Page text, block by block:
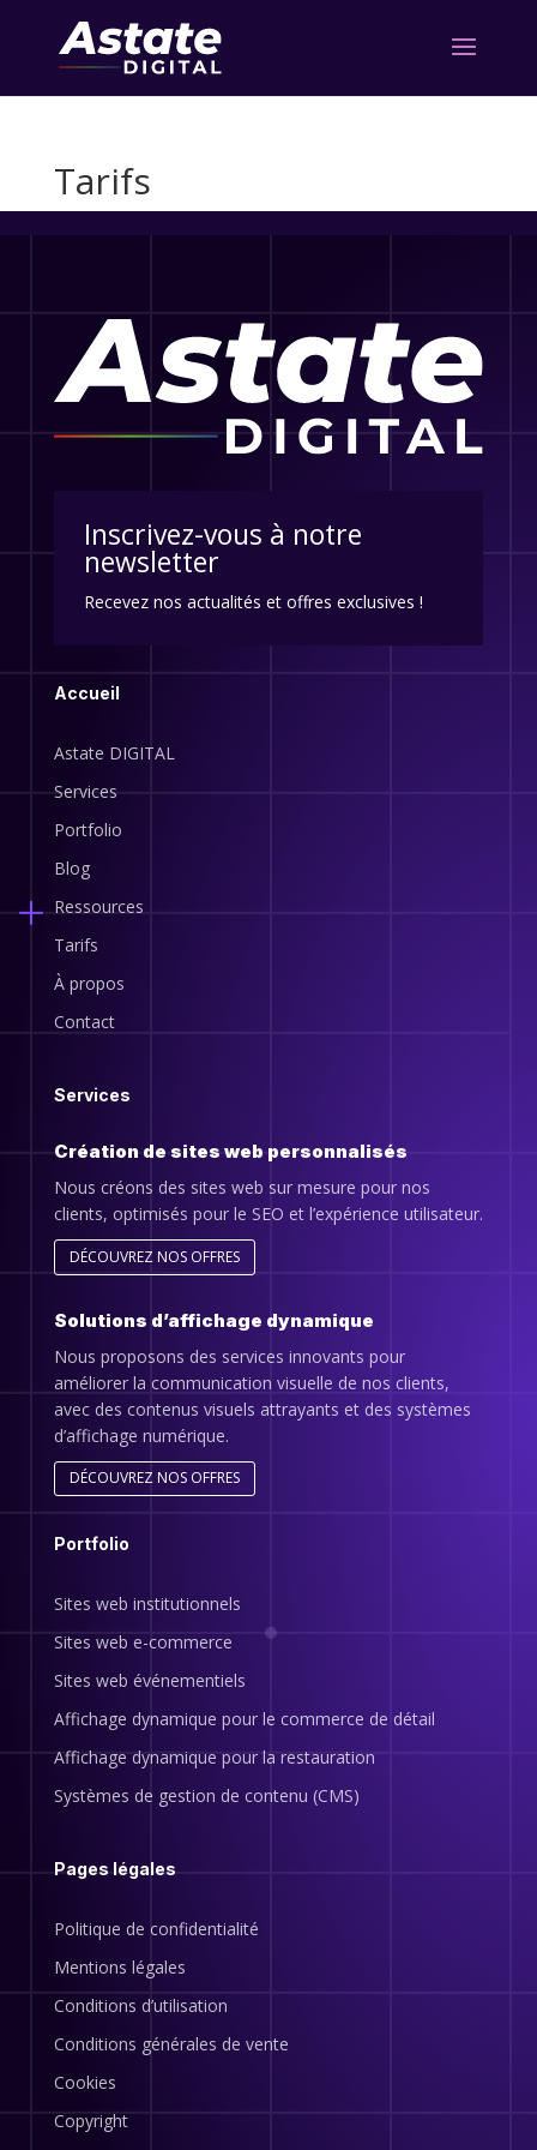
Tarifs
Inscrivez-vous à notre
newsletter
Recevez nos actualités et offres exclusives !
Accueil
Astate DIGITAL
Services
Portfolio
Blog
Ressources
Tarifs
À propos
Contact
Services
Création de sites web personnalisés
Nous créons des sites web sur mesure pour nos
clients, optimisés pour le SEO et l’expérience utilisateur.
DÉCOUVREZ NOS OFFRES
Solutions d’affichage dynamique
Nous proposons des services innovants pour
améliorer la communication visuelle de nos clients,
avec des contenus visuels attrayants et des systèmes
d’affichage numérique.
DÉCOUVREZ NOS OFFRES
Portfolio
Sites web institutionnels
Sites web e-commerce
Sites web événementiels
Affichage dynamique pour le commerce de détail
Affichage dynamique pour la restauration
Systèmes de gestion de contenu (CMS)
Pages légales
Politique de confidentialité
Mentions légales
Conditions d’utilisation
Conditions générales de vente
Cookies
Copyright